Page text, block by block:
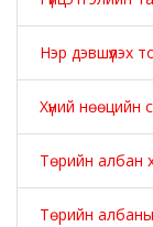
Нэр дэвшүүлэх
Хүний нөөцийн
Төрийн албан
Төрийн албаны